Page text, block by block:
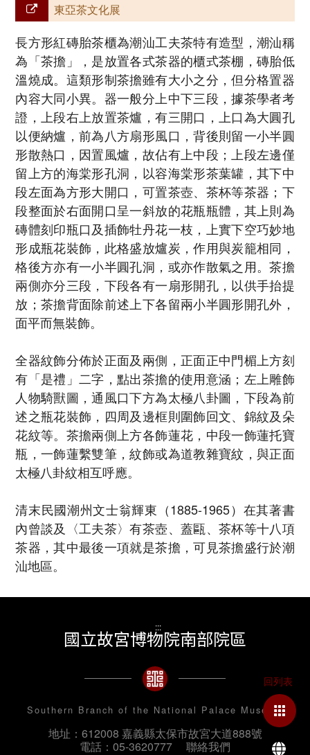
東亞茶文化展
長方形紅磚胎茶櫃為潮汕工夫茶特有造型，潮汕稱
為「茶擔」，是放置各式茶器的櫃式茶棚，磚胎低
溫燒成。這類形制茶擔雖有大小之分，但分格置器
內容大同小異。器一般分上中下三段，據茶學者考
證，上段右上放置茶爐，有三開口，上口為大圓孔
以便納爐，前為八方扇形風口，背後則留一小半圓
形散熱口，因置風爐，故佔有上中段；上段左邊僅
留上方的海棠形孔洞，以容海棠形茶葉罐，其下中
段左面為方形大開口，可置茶壺、茶杯等茶器；下
段整面於右面開口呈一斜放的花瓶瓶體，其上則為
磚體刻印瓶口及插飾牡丹花一枝，上實下空巧妙地
形成瓶花裝飾，此格盛放爐炭，作用與炭籠相同，
格後方亦有一小半圓孔洞，或亦作散氣之用。茶擔
兩側亦分三段，下段各有一扇形開孔，以供手抬提
放；茶擔背面除前述上下各留兩小半圓形開孔外，
面平而無裝飾。
全器紋飾分佈於正面及兩側，正面正中門楣上方刻
有「是禮」二字，點出茶擔的使用意涵；左上雕飾
人物騎獸圖，通風口下方為太極八卦圖，下段為前
述之瓶花裝飾，四周及邊框則圍飾回文、錦紋及朵
花紋等。茶擔兩側上方各飾蓮花，中段一飾蓮托寶
瓶，一飾蓮繫雙筆，紋飾或為道教雜寶紋，與正面
太極八卦紋相互呼應。
清末民國潮州文士翁輝東（1885-1965）在其著書
內曾談及〈工夫茶〉有茶壺、蓋甌、茶杯等十八項
茶器，其中最後一項就是茶擔，可見茶擔盛行於潮
汕地區。
:::
國立故宮博物院南部院區
Southern Branch of the National Palace Museum
地址：612008 嘉義縣太保市故宮大道888號
電話：05-3620777
聯絡我們